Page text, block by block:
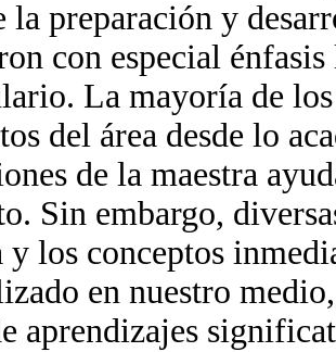
la preparación y
con especial
La mayoría de
del área desde lo
de la maestra
Sin embargo,
y los conceptos
en nuestro
aprendizajes